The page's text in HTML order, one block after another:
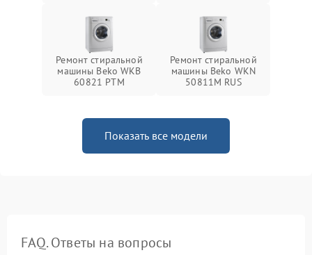
Ремонт стиральной
машины Beko WKB
60821 PTМ
Ремонт стиральной
машины Beko WKN
50811M RUS
Показать все модели
FAQ. Ответы на вопросы